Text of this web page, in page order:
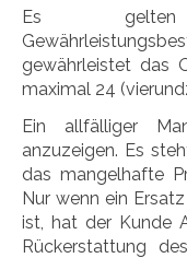
Es
gewährleistet das
maximal 24
Ein allfälliger
anzuzeigen. Es
das mangelhafte
Nur wenn ein
ist, hat der Kunde
Rückerstattung